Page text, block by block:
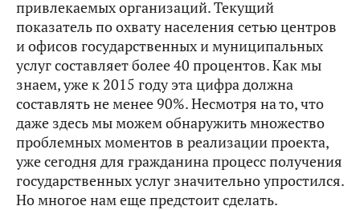
привлекаемых организаций. Текущий
показатель по охвату населения сетью центров
и офисов государственных и муниципальных
услуг составляет более 40 процентов. Как мы
знаем, уже к 2015 году эта цифра должна
составлять не менее 90%. Несмотря на то, что
даже здесь мы можем обнаружить множество
проблемных моментов в реализации проекта,
уже сегодня для гражданина процесс получения
государственных услуг значительно упростился.
Но многое нам еще предстоит сделать.